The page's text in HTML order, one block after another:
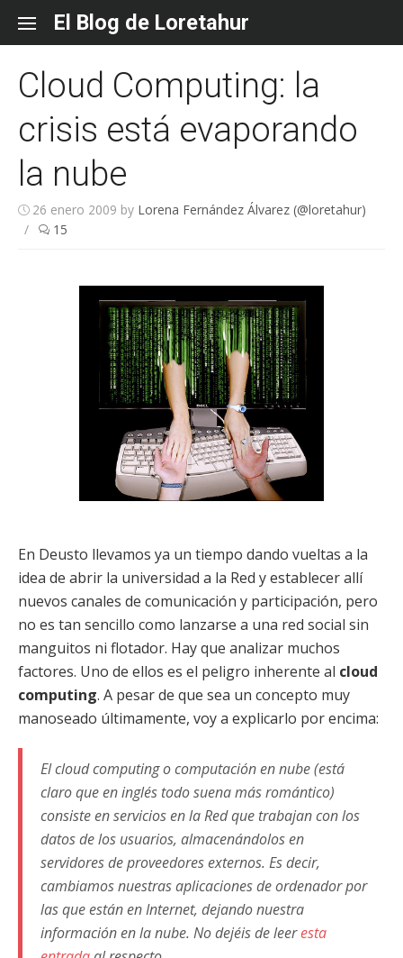
content
El Blog de Loretahur
Cloud Computing: la
crisis está evaporando
la nube
26 enero 2009 by Lorena Fernández Álvarez (@loretahur)
/
15
En Deusto llevamos ya un tiempo dando vueltas a la
idea de abrir la universidad a la Red y establecer allí
nuevos canales de comunicación y participación, pero
no es tan sencillo como lanzarse a una red social sin
manguitos ni flotador. Hay que analizar muchos
factores. Uno de ellos es el peligro inherente al cloud
computing. A pesar de que sea un concepto muy
manoseado últimamente, voy a explicarlo por encima:
El cloud computing o computación en nube (está
claro que en inglés todo suena más romántico)
consiste en servicios en la Red que trabajan con los
datos de los usuarios, almacenándolos en
servidores de proveedores externos. Es decir,
cambiamos nuestras aplicaciones de ordenador por
las que están en Internet, dejando nuestra
información en la nube. No dejéis de leeresta